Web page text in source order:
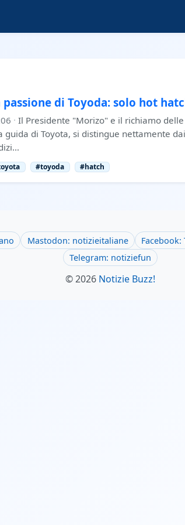
passione di Toyoda: solo hot
· Il Presidente "Morizo" e il richiamo
guida di Toyota, si distingue nettamente
#toyoda #hatch
Mastodon: notizieitaliane Facebook:
Telegram: notiziefun
© 2026 Notizie Buzz!